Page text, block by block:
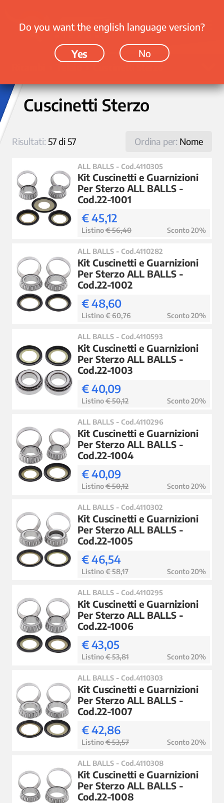
Cuscinetti Sterzo
Ordina per: Nome
Risultati:57 di 57
ALL BALLS - Cod.4110305
Kit Cuscinetti e Guarnizioni
Per Sterzo ALL BALLS -
Cod.22-1001
€ 45,12
Listino€ 56,40 Sconto 20%
ALL BALLS - Cod.4110282
Kit Cuscinetti e Guarnizioni
Per Sterzo ALL BALLS -
Cod.22-1002
€ 48,60
Listino€ 60,76 Sconto 20%
ALL BALLS - Cod.4110593
Kit Cuscinetti e Guarnizioni
Per Sterzo ALL BALLS -
Cod.22-1003
€ 40,09
Listino€ 50,12 Sconto 20%
ALL BALLS - Cod.4110296
Kit Cuscinetti e Guarnizioni
Per Sterzo ALL BALLS -
Cod.22-1004
€ 40,09
Listino€ 50,12 Sconto 20%
ALL BALLS - Cod.4110302
Kit Cuscinetti e Guarnizioni
Per Sterzo ALL BALLS -
Cod.22-1005
€ 46,54
Listino€ 58,17 Sconto 20%
ALL BALLS - Cod.4110295
Kit Cuscinetti e Guarnizioni
Per Sterzo ALL BALLS -
Cod.22-1006
€ 43,05
Listino€ 53,81 Sconto 20%
ALL BALLS - Cod.4110303
Kit Cuscinetti e Guarnizioni
Per Sterzo ALL BALLS -
Cod.22-1007
€ 42,86
Listino€ 53,57 Sconto 20%
ALL BALLS - Cod.4110308
Kit Cuscinetti e Guarnizioni
Per Sterzo ALL BALLS -
Cod.22-1008
Do you want the english language version?
Yes No